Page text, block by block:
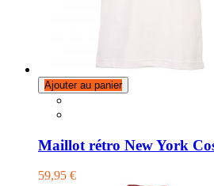
Ajouter au panier
Maillot rétro New York
59,95 €